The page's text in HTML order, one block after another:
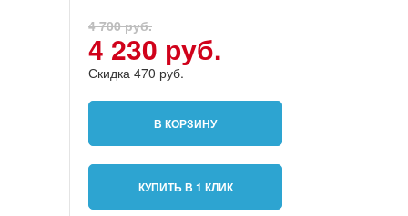
4 700 руб.
4 230 руб.
Скидка 470 руб.
В КОРЗИНУ
КУПИТЬ В 1 КЛИК